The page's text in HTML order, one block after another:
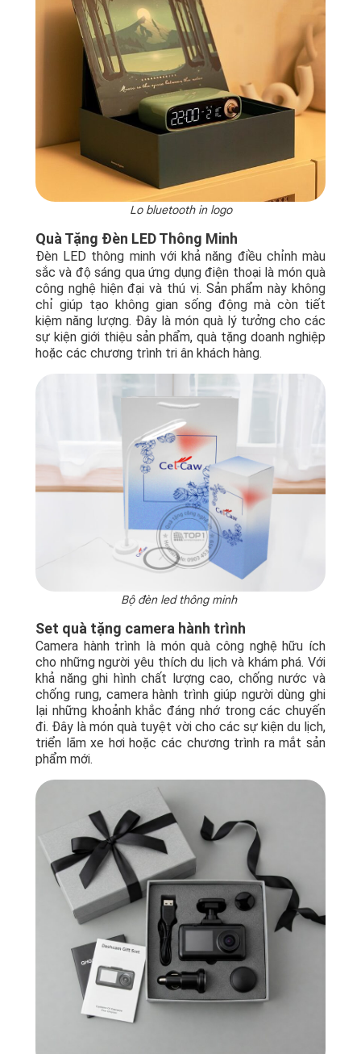
Lo bluetooth in logo
Quà Tặng Đèn LED Thông Minh
Đèn LED thông minh với khả năng điều chỉnh màu
sắc và độ sáng qua ứng dụng điện thoại là món quà
công nghệ hiện đại và thú vị. Sản phẩm này không
chỉ giúp tạo không gian sống động mà còn tiết
kiệm năng lượng. Đây là món quà lý tưởng cho các
sự kiện giới thiệu sản phẩm, quà tặng doanh nghiệp
hoặc các chương trình tri ân khách hàng.
Bộ đèn led thông minh
Set quà tặng camera hành trình
Camera hành trình là món quà công nghệ hữu ích
cho những người yêu thích du lịch và khám phá. Với
khả năng ghi hình chất lượng cao, chống nước và
chống rung, camera hành trình giúp người dùng ghi
lại những khoảnh khắc đáng nhớ trong các chuyến
đi. Đây là món quà tuyệt vời cho các sự kiện du lịch,
triển lãm xe hơi hoặc các chương trình ra mắt sản
phẩm mới.